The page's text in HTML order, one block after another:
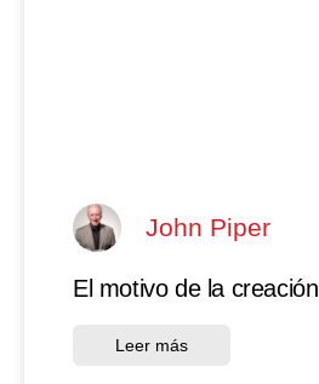
John Piper
El motivo de la creación
Leer más